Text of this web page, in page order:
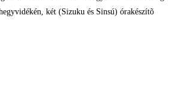
két (Sizuku és Sinsú) órakészítõ